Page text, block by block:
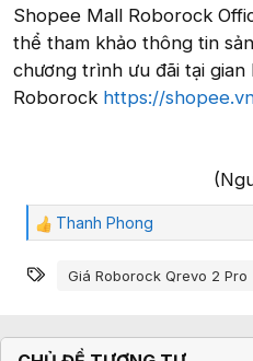
Shopee Mall Roborock
thể tham khảo thông tin
chương trình ưu đãi tại
Roborock https://
C
m
c
:
Thanh Phong
Từ khóa
Giá Roborock Qrevo 2 Pro